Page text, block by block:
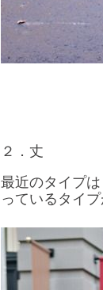
２．丈
最近のタイプ
っているタイ